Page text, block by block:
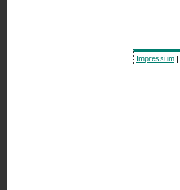
Impressum |